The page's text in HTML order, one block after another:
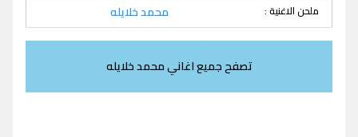
ملحن الاغنية : محمد خلايله
تصفح جميع اغاني محمد خلايله